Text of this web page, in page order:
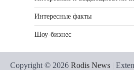
Интересные факты
Шоу-бизнес
Copyright © 2026 Rodis News |